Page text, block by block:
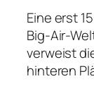
Eine erst
Big-Air-
verweist
hinteren